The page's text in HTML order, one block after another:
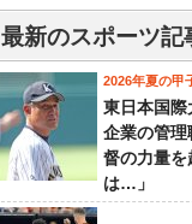
最新のスポーツ記
2026年夏の甲
東日本国際
企業の管理
督の力量を
は…」